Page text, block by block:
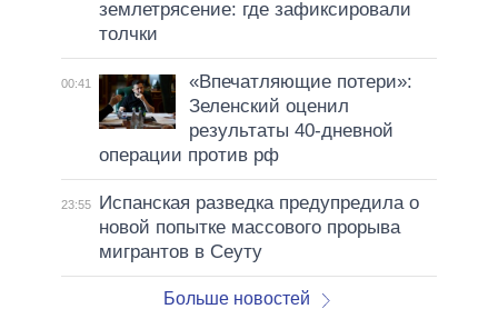
землетрясение: где зафиксировали
толчки
00:41
«Впечатляющие потери»:
Зеленский оценил
результаты 40-дневной
операции против рф
23:55
Испанская разведка предупредила о
новой попытке массового прорыва
мигрантов в Сеуту
Больше новостей